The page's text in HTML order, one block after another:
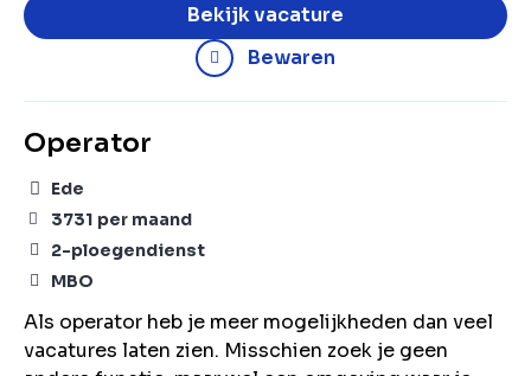
Bekijk vacature
Bewaren
Operator
Ede
3731 per maand
2-ploegendienst
MBO
Als operator heb je meer mogelijkheden dan veel
vacatures laten zien. Misschien zoek je geen